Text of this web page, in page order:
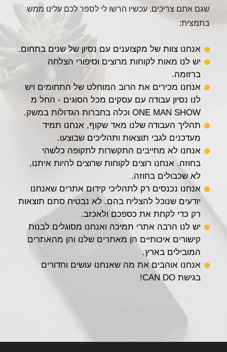
שגם אתם צריכים. עכשיו הרשו לי לספר לכם עלינו ממש
בתמצית:
אנחנו צוות של מקצוענים עם נסיון של שנים בתחום.
יש לנו מאות לקוחות מרוצים וסיפורי הצלחה
ברזומה.
אנחנו מכירים את הרוב המוחלט של התחומים ויש
לנו נסיון עבודה עם עסקים מכל הסוגים - החל מ
ONE MAN SHOW וכלה בחברות הגדולות במשק.
תהליך העבודה שלנו מאד שקוף, אנחנו תמיד
מעדכנים לגבי תוצאות ותהליכים שבוצעו.
אנחנו לא מחייבים התקשרות לתקופה כלשהי
בחוזה. אנחנו רוצים לקוחות שרוצים להיות איתנו,
לא שכבולים בחוזה.
אנחנו נכנסים רק לתהליכי קידום אתרים שאנחנו
יודעים שנוכל להצליח בהם. לא נבטיח סתם תוצאות
רק כדי לקחת את כספכם ולאכזב.
יש לנו הרבה אתרי תמיכה ואנחנו מסוגלים לבנות
קישורים איכותיים הן מאתרים שלנו והן מהאתרים
המובילים בארץ.
אנחנו אוהבים את מה שאנחנו עושים וחדורים
בגישת CAN DO!